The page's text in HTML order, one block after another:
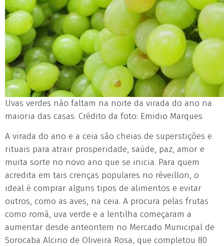
Uvas verdes não faltam na noite da virada do ano na
maioria das casas. Crédito da foto: Emidio Marques
A virada do ano e a ceia são cheias de superstições e
rituais para atrair prosperidade, saúde, paz, amor e
muita sorte no novo ano que se inicia. Para quem
acredita em tais crenças populares no réveillon, o
ideal é comprar alguns tipos de alimentos e evitar
outros, como as aves, na ceia. A procura pelas frutas
como romã, uva verde e a lentilha começaram a
aumentar desde anteontem no Mercado Municipal de
Sorocaba Alcino de Oliveira Rosa, que completou 80